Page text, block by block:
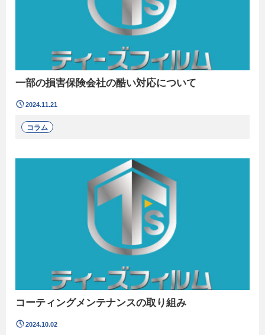
一部の損害保険会社の酷い対応について
2024.11.21
コラム
コーティングメンテナンスの取り組み
2024.10.02